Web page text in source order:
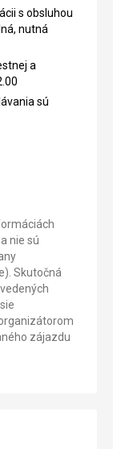
s obsluhou
nutná
a
sú
nie sú
Skutočná
zájazdu